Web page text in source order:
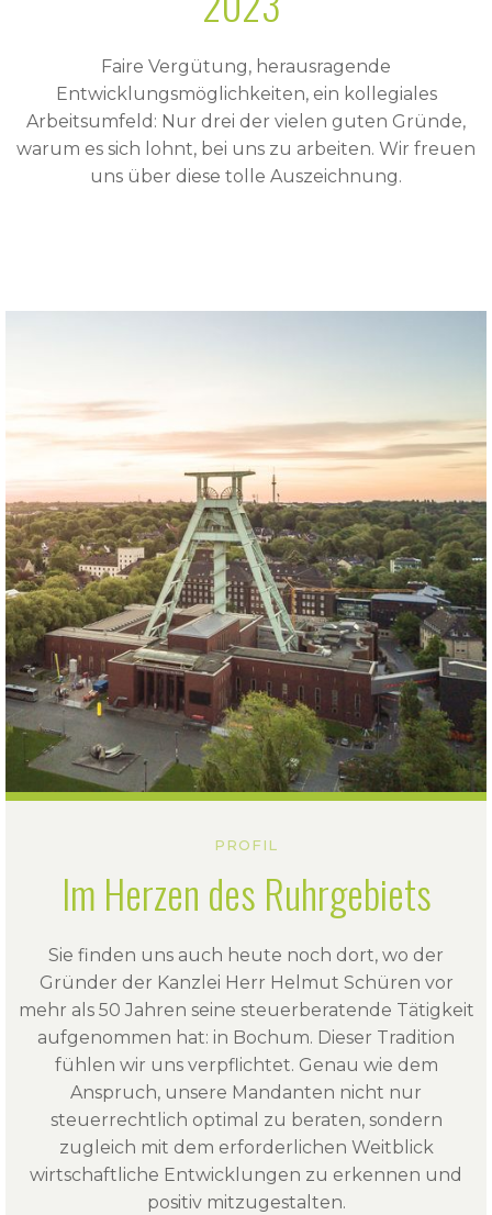
Faire Vergütung, herausragende
Entwicklungsmöglichkeiten, ein kollegiales
Arbeitsumfeld: Nur drei der vielen guten Gründe,
warum es sich lohnt, bei uns zu arbeiten. Wir freuen
uns über diese tolle Auszeichnung.
PROFIL
Im Herzen des Ruhrgebiets
Sie finden uns auch heute noch dort, wo der
Gründer der Kanzlei Herr Helmut Schüren vor
mehr als 50 Jahren seine steuerberatende Tätigkeit
aufgenommen hat: in Bochum. Dieser Tradition
fühlen wir uns verpflichtet. Genau wie dem
Anspruch, unsere Mandanten nicht nur
steuerrechtlich optimal zu beraten, sondern
zugleich mit dem erforderlichen Weitblick
wirtschaftliche Entwicklungen zu erkennen und
positiv mitzugestalten.